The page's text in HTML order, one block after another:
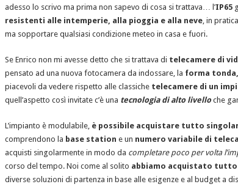
adesso lo scrivo ma prima non sapevo di cosa si trattava… l’IP65
resistenti alle intemperie, alla pioggia e alla neve, in
ma sopportare qualsiasi condizione meteo in casa e fuori.
Se Enrico non mi avesse detto che si trattava di telecamere di
pensato ad una nuova fotocamera da indossare, la forma
piacevoli da vedere rispetto alle classiche telecamere di un
quell’aspetto così invitate c’è una tecnologia di alto livelloche
L’impianto è modulabile, è possibile acquistare tutto
comprendono la base station e un numero variabile di
acquisti singolarmente in modo da completare poco per volta
corso del tempo. Noi come al solito abbiamo acquistato tutto
diverse soluzioni di partenza in base alle esigenze e al budget a